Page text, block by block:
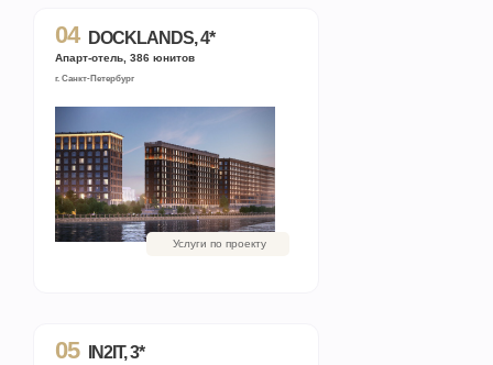
IN2IT, 3*
05
Апарт-отель, 386 юнитов
г. Санкт-Петербург
DOCKLANDS, 4*
04
Услуги по проекту